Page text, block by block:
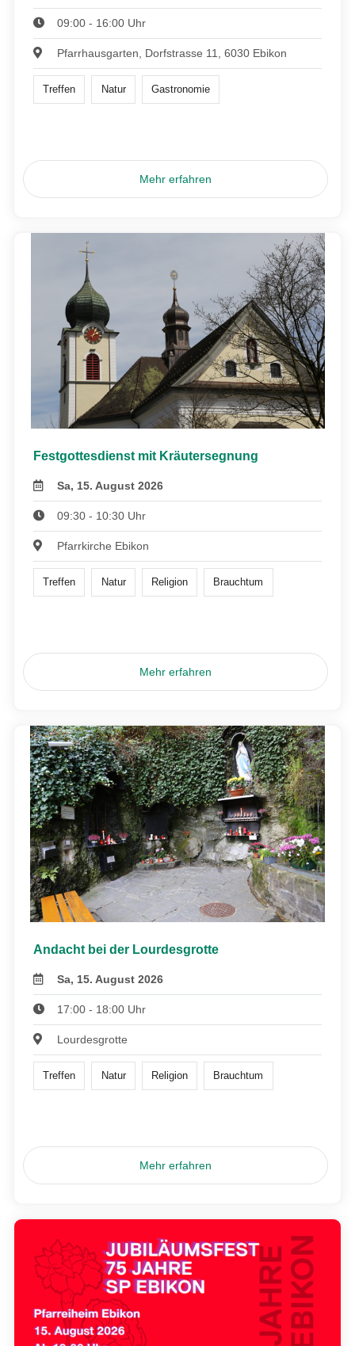
09:00 - 16:00 Uhr
Pfarrhausgarten, Dorfstrasse 11, 6030 Ebikon
Treffen Natur Gastronomie
Mehr erfahren
Festgottesdienst mit Kräutersegnung
Sa, 15. August 2026
09:30 - 10:30 Uhr
Pfarrkirche Ebikon
Treffen Natur Religion Brauchtum
Mehr erfahren
Andacht bei der Lourdesgrotte
Sa, 15. August 2026
17:00 - 18:00 Uhr
Lourdesgrotte
Treffen Natur Religion Brauchtum
Mehr erfahren